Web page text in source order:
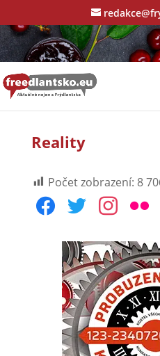
Reality
Počet zobrazení: 8
facebooktwitterinstagram
flickr